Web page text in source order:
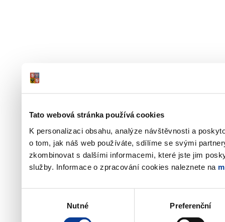
Tato webová stránka používá cookies
K personalizaci obsahu, analýze návštěvnosti a
o tom, jak náš web používáte, sdílíme se svými
zkombinovat s dalšími informacemi, které jste jim
služby. Informace o zpracování cookies naleznete na
Nutné Preferenční